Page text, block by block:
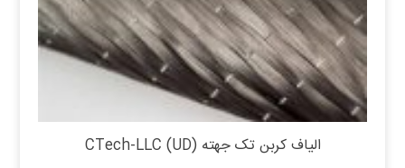
الیاف کربن تک جهته (UD) CTech-LLC